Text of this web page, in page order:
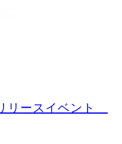
リースイベント